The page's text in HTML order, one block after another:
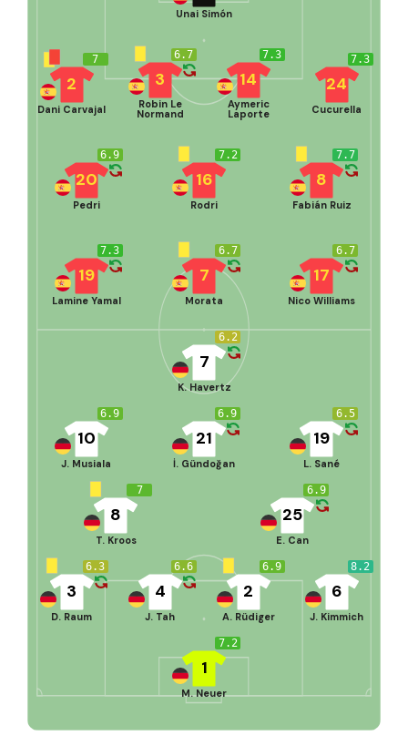
Unai Simón
7.3
24
Cucurella
7.3
14
Aymeric
Laporte
6.7
3
Robin Le
Normand
7
2
Dani Carvajal
7.7
8
Fabián Ruiz
7.2
16
Rodri
6.9
20
Pedri
6.7
17
Nico Williams
6.7
7
Morata
7.3
19
Lamine Yamal
7.2
1
M. Neuer
6.3
3
D. Raum
6.6
4
J. Tah
6.9
2
A. Rüdiger
8.2
6
J. Kimmich
7
8
T. Kroos
6.9
25
E. Can
6.9
10
J. Musiala
6.9
21
İ. Gündoğan
6.5
19
L. Sané
6.2
7
K. Havertz